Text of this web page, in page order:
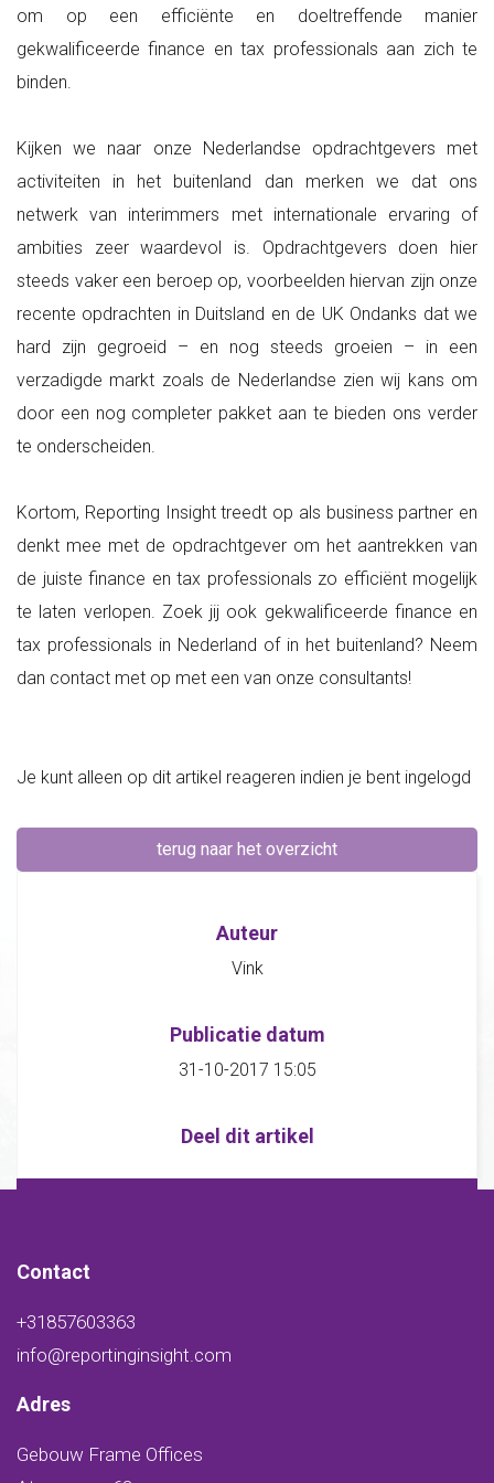
om op een efficiënte en doeltreffende manier
gekwalificeerde finance en tax professionals aan zich te
binden.
Kijken we naar onze Nederlandse opdrachtgevers met
activiteiten in het buitenland dan merken we dat ons
netwerk van interimmers met internationale ervaring of
ambities zeer waardevol is. Opdrachtgevers doen hier
steeds vaker een beroep op, voorbeelden hiervan zijn onze
recente opdrachten in Duitsland en de UK Ondanks dat we
hard zijn gegroeid – en nog steeds groeien – in een
verzadigde markt zoals de Nederlandse zien wij kans om
door een nog completer pakket aan te bieden ons verder
te onderscheiden.
Kortom, Reporting Insight treedt op als business partner en
denkt mee met de opdrachtgever om het aantrekken van
de juiste finance en tax professionals zo efficiënt mogelijk
te laten verlopen. Zoek jij ook gekwalificeerde finance en
tax professionals in Nederland of in het buitenland? Neem
dan contact met op met een van onze consultants!
Je kunt alleen op dit artikel reageren indien je bent ingelogd
terug naar het overzicht
Auteur
Vink
Publicatie datum
31-10-2017 15:05
Deel dit artikel
Contact
+31857603363
info@reportinginsight.com
Adres
Gebouw Frame Offices